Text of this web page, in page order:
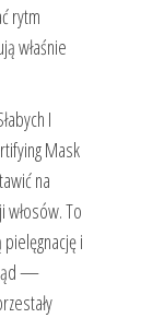
rytm
właśnie
I
Mask
na
włosów. To
i
—